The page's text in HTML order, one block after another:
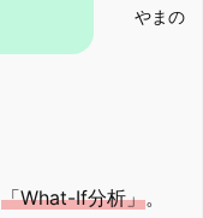
やまの
「What-If分析」。